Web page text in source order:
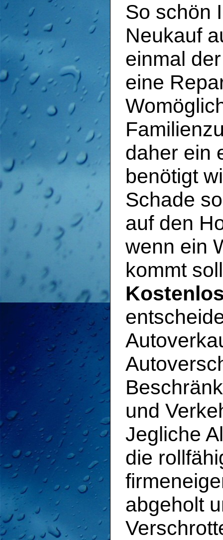
So schön
Neukauf
einmal
eine
daher ein
benötigt
Schade
auf den
wenn ein
kommt
und
Jegliche
die
abgeholt